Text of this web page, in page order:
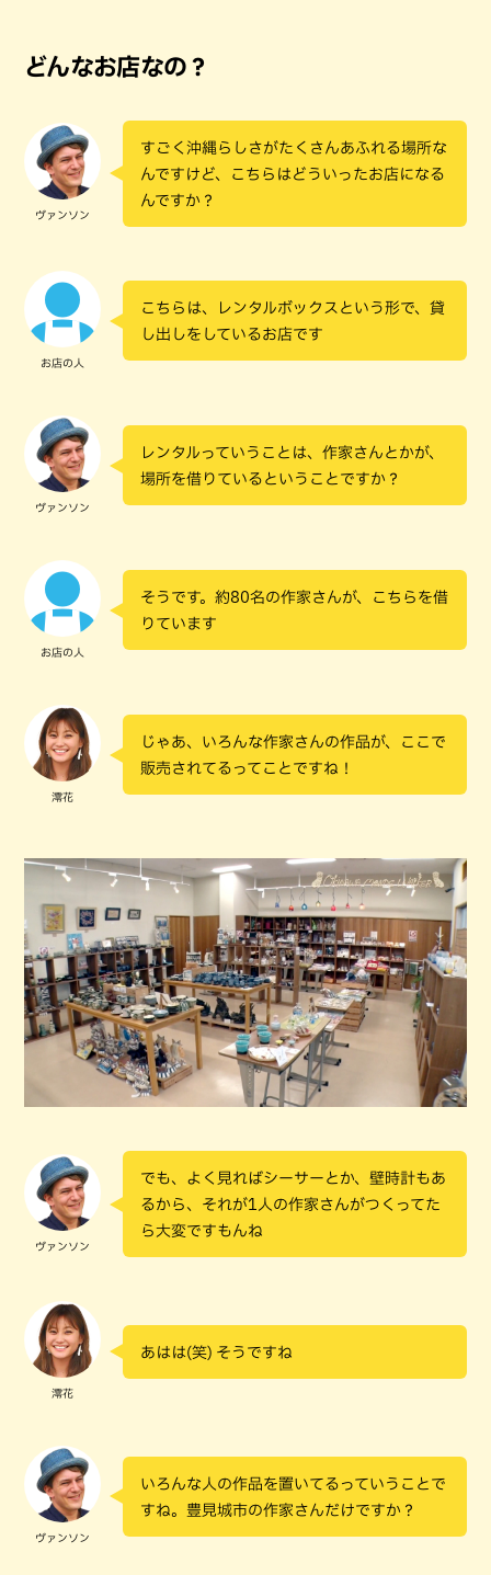
どんなお店なの？
ヴァンソン
すごく沖縄らしさがたくさんあふれる場所な
んですけど、こちらはどういったお店になる
んですか？
お店の人
こちらは、レンタルボックスという形で、貸
し出しをしているお店です
ヴァンソン
レンタルっていうことは、作家さんとかが、
場所を借りているということですか？
お店の人
そうです。約80名の作家さんが、こちらを借
りています
澪花
じゃあ、いろんな作家さんの作品が、ここで
販売されてるってことですね！
ヴァンソン
でも、よく見ればシーサーとか、壁時計もあ
るから、それが1人の作家さんがつくってた
ら大変ですもんね
澪花
あはは(笑) そうですね
ヴァンソン
いろんな人の作品を置いてるっていうことで
すね。豊見城市の作家さんだけですか？